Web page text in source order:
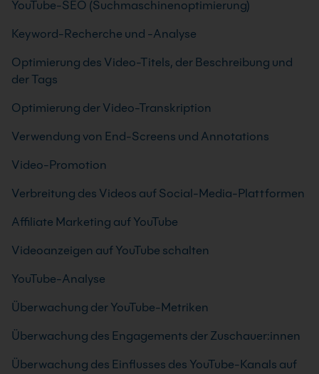
YouTube-SEO (Suchmaschinenoptimierung)
Keyword-Recherche und -Analyse
Optimierung des Video-Titels, der Beschreibung und
der Tags
Optimierung der Video-Transkription
Verwendung von End-Screens und Annotations
Video-Promotion
Verbreitung des Videos auf Social-Media-Plattformen
Affiliate Marketing auf YouTube
Videoanzeigen auf YouTube schalten
YouTube-Analyse
Überwachung der YouTube-Metriken
Überwachung des Engagements der Zuschauer:innen
Überwachung des Einflusses des YouTube-Kanals auf